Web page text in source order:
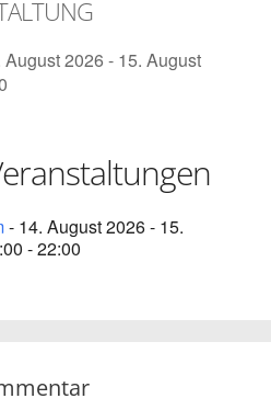
August 2026 - 15. August
- 14. August 2026 - 15.
- 22:00